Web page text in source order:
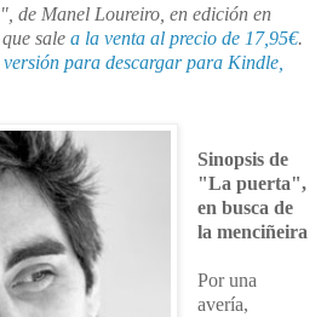
de Manel Loureiro, en edición en
sale a la venta al precio de 17,95€.
versión para descargar para Kindle,
Sinopsis de
"La puerta",
en busca de
la menciñeira
Por una
avería,